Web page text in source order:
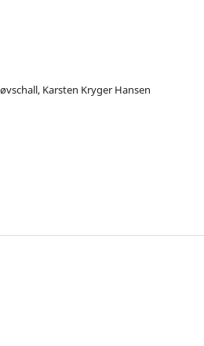
Karsten Kryger Hansen